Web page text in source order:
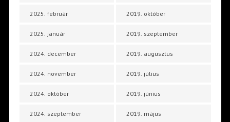
2025. február
2025. január
2024. december
2024. november
2024. október
2024. szeptember
2019. október
2019. szeptember
2019. augusztus
2019. július
2019. június
2019. május